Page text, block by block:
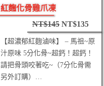
紅麴化骨雞爪凍
NT$145 NT$135
【超濃郁紅麴滷味】 – 馬祖~原
汁原味 5分化骨~超鈣！超鈣！
請把骨頭咬著吃~（7分化骨需
另外訂購）…